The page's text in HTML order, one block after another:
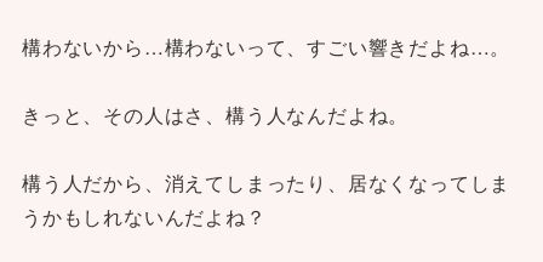
構わないから…構わないって、すごい響きだよね…。
きっと、その人はさ、構う人なんだよね。
構う人だから、消えてしまったり、居なくなってしま
うかもしれないんだよね？